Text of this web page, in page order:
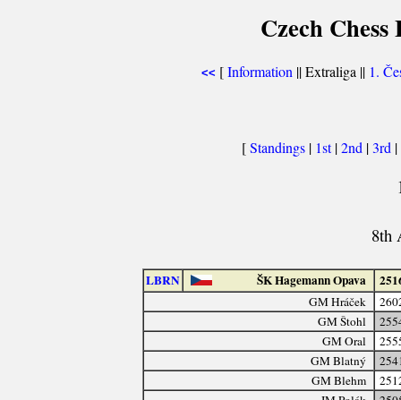
Czech
<< [Information || Extraliga || 1.
[Standings | 1st|2nd |3rd |
8th
LBRN ŠK Hagemann Opava
GM Hráček
GM Štohl
GM Oral
GM Blatný
GM Blehm